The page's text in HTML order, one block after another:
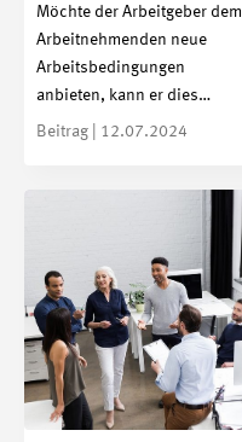
Möchte der Arbeitgeber dem
Arbeitnehmenden neue
Arbeitsbedingungen
anbieten, kann er dies…
Beitrag | 12.07.2024